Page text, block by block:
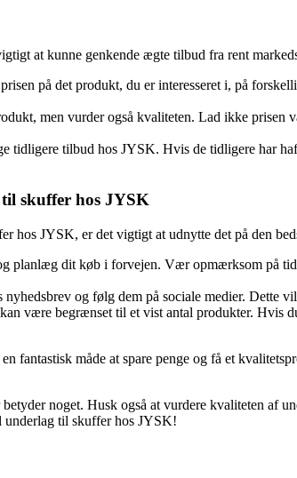
at kunne genkende ægte tilbud fra rent
på det produkt, du er interesseret i, på
men vurder også kvaliteten. Lad ikke
tidligere tilbud hos JYSK. Hvis de tidligere har
skuffer hos JYSK
hos JYSK, er det vigtigt at udnytte det på den
planlæg dit køb i forvejen. Vær opmærksom på
og følg dem på sociale medier.
være begrænset til et vist antal produkter. Hvis
måde at spare penge og få et
noget. Husk også at vurdere kvaliteten af
underlag til skuffer hos JYSK!